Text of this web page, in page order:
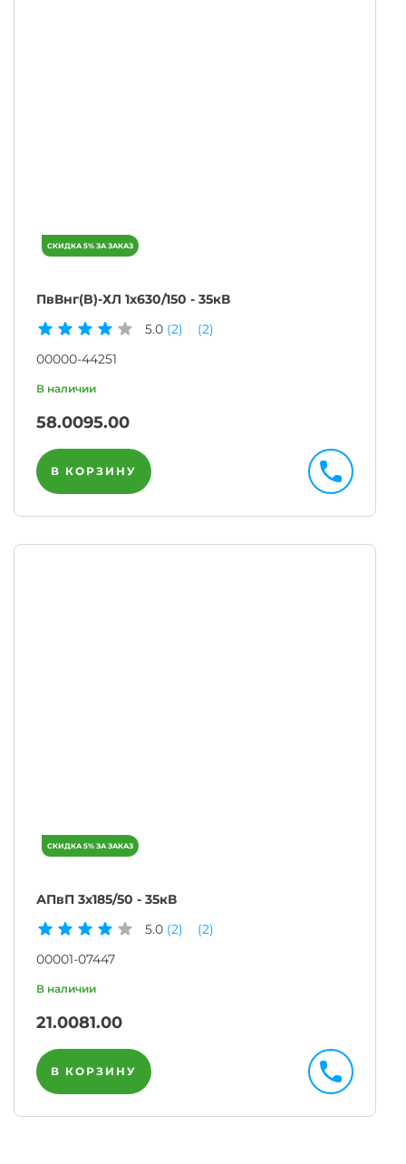
ПвВнг(B)-ХЛ 1х630/150 - 35кВ
5.0 (2)
(2)
00000-44251
58.0095.00
В КОРЗИНУ
АПвП 3х185/50 - 35кВ
5.0 (2)
(2)
00001-07447
21.0081.00
В КОРЗИНУ